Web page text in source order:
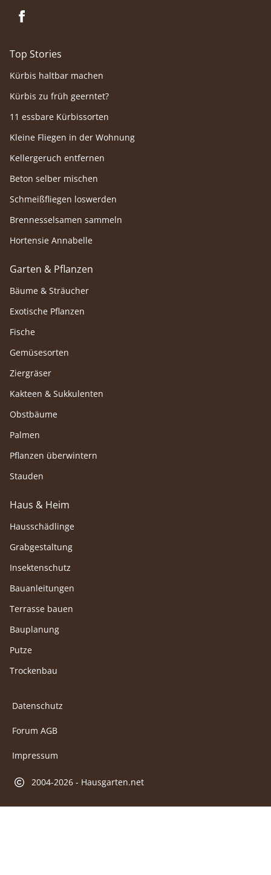
Top Stories
Kürbis haltbar machen
Kürbis zu früh geerntet?
11 essbare Kürbissorten
Kleine Fliegen in der Wohnung
Kellergeruch entfernen
Beton selber mischen
Schmeißfliegen loswerden
Brennesselsamen sammeln
Hortensie Annabelle
Garten & Pflanzen
Bäume & Sträucher
Exotische Pflanzen
Fische
Gemüsesorten
Ziergräser
Kakteen & Sukkulenten
Obstbäume
Palmen
Pflanzen überwintern
Stauden
Haus & Heim
Hausschädlinge
Grabgestaltung
Insektenschutz
Bauanleitungen
Terrasse bauen
Bauplanung
Putze
Trockenbau
Datenschutz
Forum AGB
Impressum
2004-2026 - Hausgarten.net